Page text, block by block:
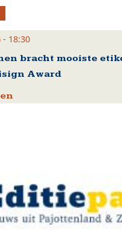
- 18:30
bracht mooiste
Award